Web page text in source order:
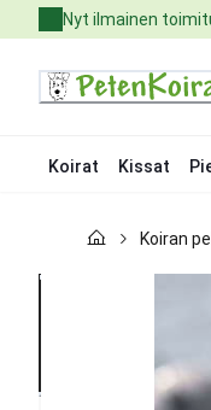
to
Nyt ilmainen
Koirat Kissat
Kissat
Koiran